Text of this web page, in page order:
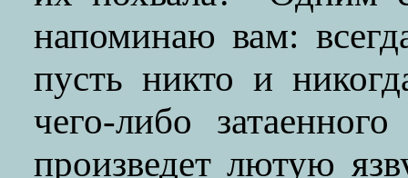
напоминаю вам:
пусть никто и
чего-либо
произведет лютую